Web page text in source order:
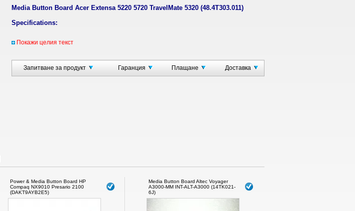
Media Button Board Acer Extensa 5220 5720 TravelMate 5320 (48.4T303.011)
Specifications:
Състояние: -Втора ръка без забележки
Гаранционен срок: -3мес.
Съвместими P/N:
Acer Extensa 7620
Acer Extensa 7620Z
Acer TravelMate 5310
Acer TravelMate 5320
Покажи целия текст
Запитване за продукт Гаранция Плащане Доставка
Power & Media Button Board HP
Compaq NX9010 Presario 2100
(DAKT9AYB2E5)
Media Button Board Altec Voyager
A3000-MM INT-ALT-A3000 (14TK021-
6J)